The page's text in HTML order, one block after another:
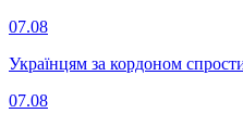
07.08
Українцям за кордоном
07.08